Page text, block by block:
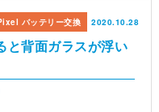
と背面ガラスが浮い
バッテリー交換 2020.10.28